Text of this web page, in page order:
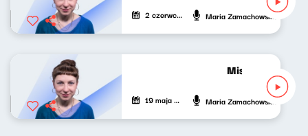
2 czerwca 2024 Maria Zamachowska
Mistrzowie
19 maja 2024 Maria Zamachowska